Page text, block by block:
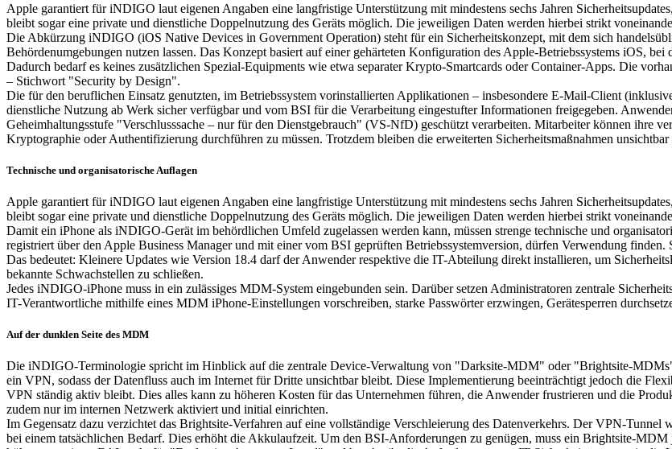
Apple garantiert für iNDIGO laut eigenen Angaben eine langfristige Unterstützung mit mindestens sechs Jahren
bleibt sogar eine private und dienstliche Doppelnutzung des Geräts möglich. Die jeweiligen Daten werden hierbei strikt
Die Abkürzung iNDIGO (iOS Native Devices in Government Operation) steht für ein Sicherheitskonzept, mit dem sich
Behördenumgebungen nutzen lassen. Das Konzept basiert auf einer gehärteten Konfiguration des Apple-Betriebssystems iOS,
Dadurch bedarf es keines zusätzlichen Spezial-Equipments wie etwa separater Krypto-Smartcards oder Container-Apps. Die
– Stichwort "Security by Design".
Die für den beruflichen Einsatz genutzten, im Betriebssystem vorinstallierten Applikationen – insbesondere E-Mail-Client
dienstliche Nutzung ab Werk sicher verfügbar und vom BSI für die Verarbeitung eingestufter Informationen freigegeben.
Geheimhaltungsstufe "Verschlusssache – nur für den Dienstgebrauch" (VS-NfD) geschützt verarbeiten. Mitarbeiter können ihre
Kryptographie oder Authentifizierung durchführen zu müssen. Trotzdem bleiben die erweiterten Sicherheitsmaßnahmen
Technische und organisatorische Auflagen
Apple garantiert für iNDIGO laut eigenen Angaben eine langfristige Unterstützung mit mindestens sechs Jahren
bleibt sogar eine private und dienstliche Doppelnutzung des Geräts möglich. Die jeweiligen Daten werden hierbei strikt
Damit ein iPhone als iNDIGO-Gerät im behördlichen Umfeld zugelassen werden kann, müssen strenge technische und
registriert über den Apple Business Manager und mit einer vom BSI geprüften Betriebssystemversion, dürfen Verwendung
Das bedeutet: Kleinere Updates wie Version 18.4 darf der Anwender respektive die IT-Abteilung direkt installieren, um
bekannte Schwachstellen zu schließen.
Jedes iNDIGO-iPhone muss in ein zulässiges MDM-System eingebunden sein. Darüber setzen Administratoren zentrale
IT-Verantwortliche mithilfe eines MDM iPhone-Einstellungen vorschreiben, starke Passwörter erzwingen, Gerätesperren
Auf der dunklen Seite des MDM
Die iNDIGO-Terminologie spricht im Hinblick auf die zentrale Device-Verwaltung von "Darksite-MDM" oder "Brightsite-
ein VPN, sodass der Datenfluss auch im Internet für Dritte unsichtbar bleibt. Diese Implementierung beeinträchtigt jedoch die
VPN ständig aktiv bleibt. Dies alles kann zu höheren Kosten für das Unternehmen führen, die Anwender frustrieren und die
zudem nur im internen Netzwerk aktiviert und initial einrichten.
Im Gegensatz dazu verzichtet das Brightsite-Verfahren auf eine vollständige Verschleierung des Datenverkehrs. Der VPN-
bei einem tatsächlichen Bedarf. Dies erhöht die Akkulaufzeit. Um den BSI-Anforderungen zu genügen, muss ein Brightsite-